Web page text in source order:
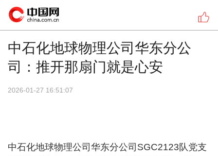
中石化地球物理公司华东分公
司：推开那扇门就是心安
2026-01-27 16:51:07
中石化地球物理公司华东分公司SGC2123队党支